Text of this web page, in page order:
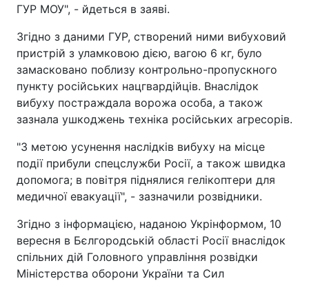
ГУР МОУ", - йдеться в заяві.
Згідно з даними ГУР, створений ними вибуховий
пристрій з уламковою дією, вагою 6 кг, було
замасковано поблизу контрольно-пропускного
пункту російських нацгвардійців. Внаслідок
вибуху постраждала ворожа особа, а також
зазнала ушкоджень техніка російських агресорів.
"З метою усунення наслідків вибуху на місце
події прибули спецслужби Росії, а також швидка
допомога; в повітря піднялися гелікоптери для
медичної евакуації", - зазначили розвідники.
Згідно з інформацією, наданою Укрінформом, 10
вересня в Бєлгородській області Росії внаслідок
спільних дій Головного управління розвідки
Міністерства оборони України та Сил